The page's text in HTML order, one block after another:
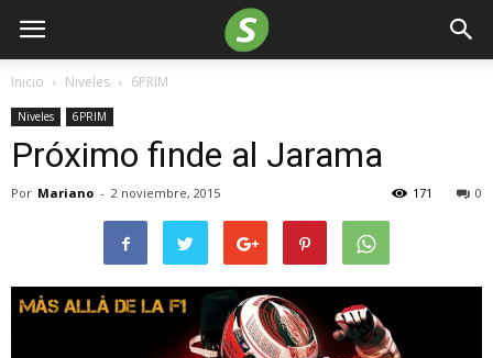
Inicio Niveles 6PRIM
Niveles 6PRIM
Próximo finde al Jarama
Por Mariano - 2 noviembre, 2015 0
171